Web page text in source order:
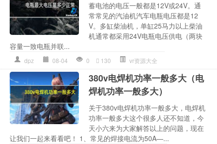
蓄电池的电压一般都是12V或24V。通
常常见的汽油机汽车电瓶电压都是12
V。多缸柴油机，单缸25马力以上柴油
机通常都采用24V电瓶电压供电（两块
容量一致电瓶并联...
dpz 08-04 0 130 vr资源大全
380v电焊机功率一般多大（电
焊机功率一般多大）
关于380v电焊机功率一般多大，电焊机
功率一般多大这个很多人还不知道，今
天小六来为大家解答以上的问题，现在
让我们一起来看看吧！ 1、常见的焊接电流为50A—...